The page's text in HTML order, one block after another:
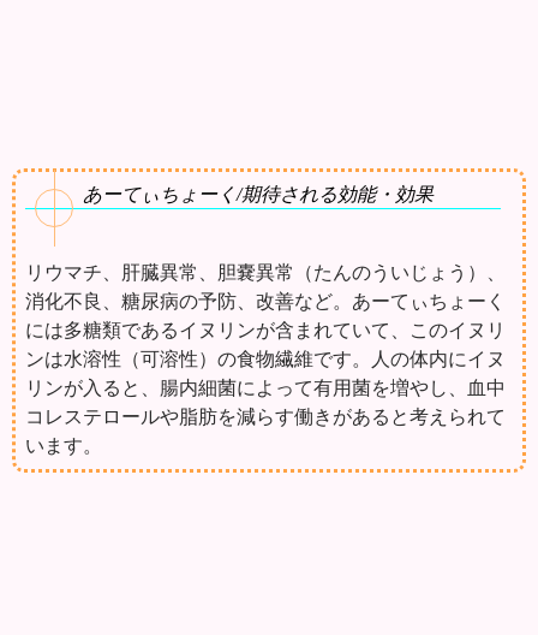
あーてぃちょーく/期待される効能・効果
リウマチ、肝臓異常、胆嚢異常（たんのういじょう）、
消化不良、糖尿病の予防、改善など。あーてぃちょーく
には多糖類であるイヌリンが含まれていて、このイヌリ
ンは水溶性（可溶性）の食物繊維です。人の体内にイヌ
リンが入ると、腸内細菌によって有用菌を増やし、血中
コレステロールや脂肪を減らす働きがあると考えられて
います。